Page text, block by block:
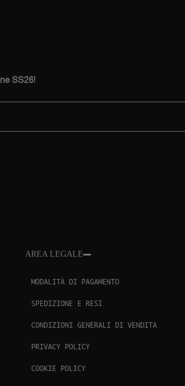
SS26!
AREA LEGALE
MODALITÀ DI PAGAMENTO
SPEDIZIONE E RESI
CONDIZIONI GENERALI DI VENDITA
PRIVACY POLICY
COOKIE POLICY